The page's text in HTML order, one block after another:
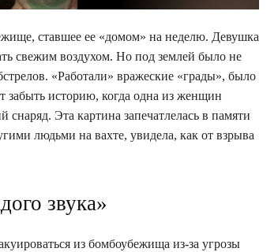
ставшее ее «домом» на неделю. Девушка
свежим воздухом. Но под землей было не
«Работали» вражеские «грады», было
забыть историю, когда одна из женщин
Эта картина запечатлелась в памяти
людьми на вахте, увидела, как от взрыва
звука»
из бомбоубежища из-за угрозы